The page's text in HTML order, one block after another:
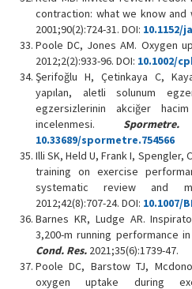
contraction: what we know and
2001;90(2):724-31. DOI: 10.1152/
Poole DC, Jones AM. Oxygen
2012;2(2):933-96. DOI: 10.1002/
Şerifoğlu H, Çetinkaya C,
yapılan, aletli solunum
egzersizlerinin akciğer
incelenmesi. Spormetre.
10.33689/spormetre.754566
Illi SK, Held U, Frank I,
training on exercise
systematic review and
2012;42(8):707-24. DOI: 10.1007/
Barnes KR, Ludge AR.
3,200-m running performance
Cond. Res. 2021;35(6):1739-47.
Poole DC, Barstow TJ,
oxygen uptake during